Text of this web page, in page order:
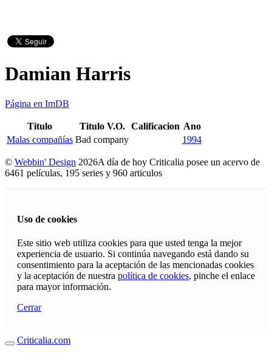
Damian Harris
Página en ImDB
Titulo Titulo V.O. Calificacion Ano
Malas compañías Bad company 1994
© Webbin' Design 2026A día de hoy Criticalia posee un acervo de
6461 películas, 195 series y 960 articulos
Uso de cookies
Este sitio web utiliza cookies para que usted tenga la mejor
experiencia de usuario. Si continúa navegando está dando su
consentimiento para la aceptación de las mencionadas cookies
y la aceptación de nuestra política de cookies, pinche el enlace
para mayor información.
Cerrar
Criticalia.com